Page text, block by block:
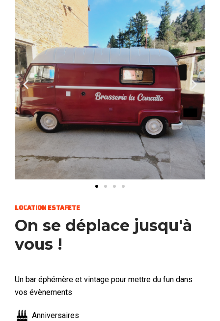
LOCATION ESTAFETE
On se déplace jusqu'à
vous !
Un bar éphémère et vintage pour mettre du fun dans
vos évènements
Anniversaires